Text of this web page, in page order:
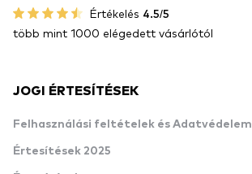
Értékelés 4.5/5
több mint 1000 elégedett vásárlótól
JOGI ÉRTESÍTÉSEK
Felhasználási feltételek és Adatvédelem
Értesítések 2025